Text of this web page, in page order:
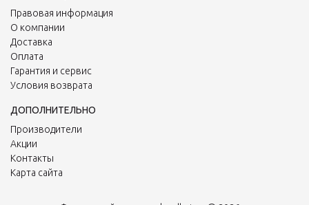
Правовая информация
О компании
Доставка
Оплата
Гарантия и сервис
Условия возврата
ДОПОЛНИТЕЛЬНО
Производители
Акции
Контакты
Карта сайта